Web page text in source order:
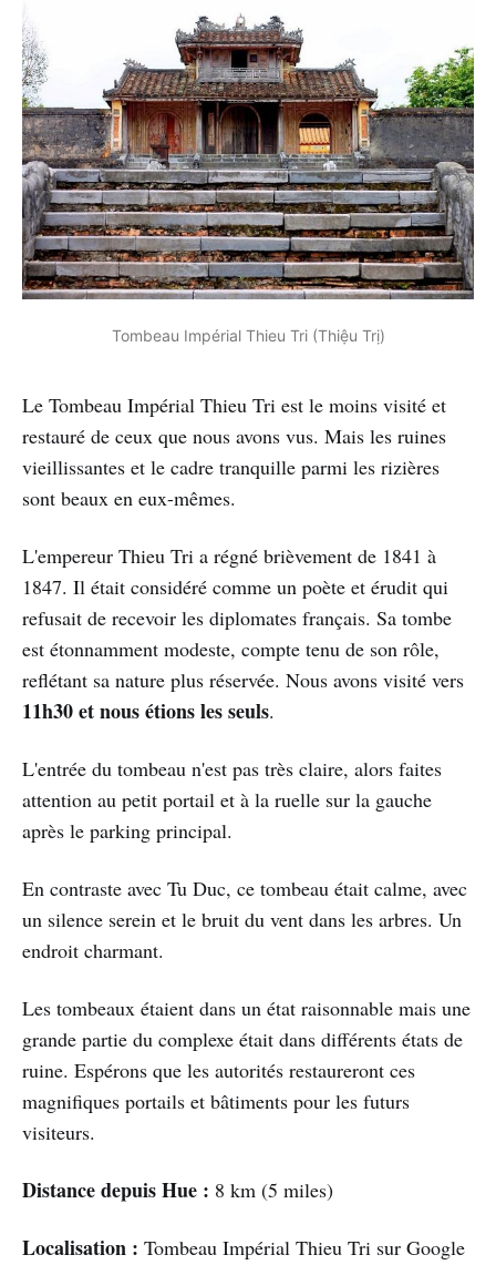
Tombeau Impérial Thieu Tri (Thiệu Trị)
Le Tombeau Impérial Thieu Tri est le moins visité et
restauré de ceux que nous avons vus. Mais les ruines
vieillissantes et le cadre tranquille parmi les rizières
sont beaux en eux-mêmes.
L'empereur Thieu Tri a régné brièvement de 1841 à
1847. Il était considéré comme un poète et érudit qui
refusait de recevoir les diplomates français. Sa tombe
est étonnamment modeste, compte tenu de son rôle,
reflétant sa nature plus réservée. Nous avons visité vers
11h30 et nous étions les seuls.
L'entrée du tombeau n'est pas très claire, alors faites
attention au petit portail et à la ruelle sur la gauche
après le parking principal.
En contraste avec Tu Duc, ce tombeau était calme, avec
un silence serein et le bruit du vent dans les arbres. Un
endroit charmant.
Les tombeaux étaient dans un état raisonnable mais une
grande partie du complexe était dans différents états de
ruine. Espérons que les autorités restaureront ces
magnifiques portails et bâtiments pour les futurs
visiteurs.
Distance depuis Hue : 8 km (5 miles)
Localisation : Tombeau Impérial Thieu Tri sur Google